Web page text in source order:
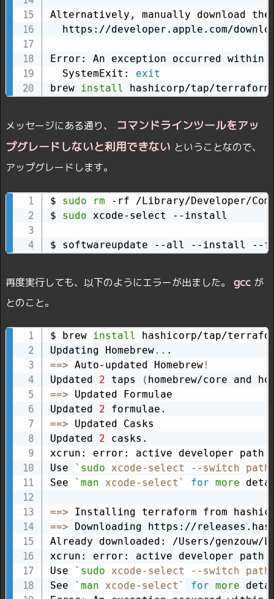
Alternatively, manually download
https://developer.apple.com/
Error: An exception occurred within
  SystemExit:
exit
brew install hashicorp/tap/
メッセージにある通り、 コマンドラインツールをアッ
プグレードしないと利用できない ということなので、
アップグレードします。
$ sudo rm -rf /Library/Developer/
$ sudo xcode-select --install
$ softwareupdate --all --install --
再度実行しても、以下のようにエラーが出ました。 gcc が
とのこと。
$ brew install hashicorp/tap/
Updating Homebrew..
==> Auto-updated Homebrew!
Updated 2 taps ( homebrew/core and
==> Updated Formulae
Updated 2
==> Updated Casks
Updated 2 casks.
xcrun: error: active developer path
Use
` sudo xcode-select --switch
See
` man xcode-select ` for more
==>
==> Downloading https://
Already downloaded: /Users/genzouw/
xcrun: error: active developer path
Use
` sudo xcode-select --switch
See
` man xcode-select ` for more